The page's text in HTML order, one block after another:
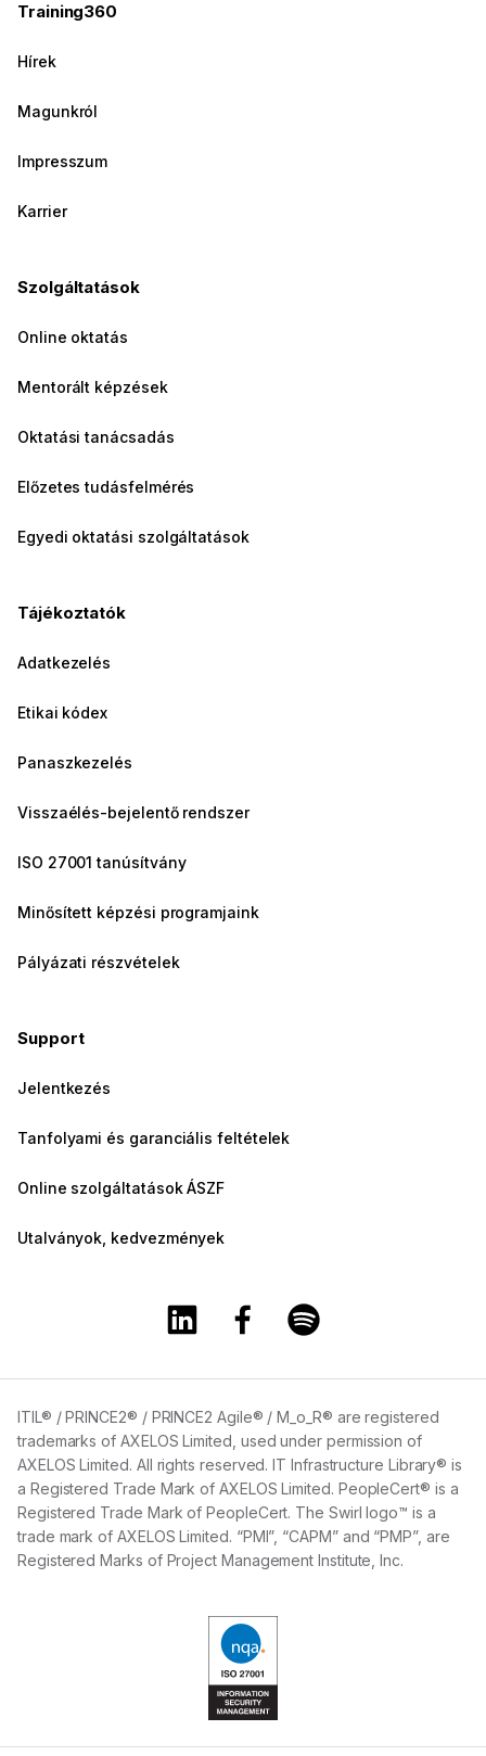
Training360
Hírek
Magunkról
Impresszum
Karrier
Szolgáltatások
Online oktatás
Mentorált képzések
Oktatási tanácsadás
Előzetes tudásfelmérés
Egyedi oktatási szolgáltatások
Tájékoztatók
Adatkezelés
Etikai kódex
Panaszkezelés
Visszaélés-bejelentő rendszer
ISO 27001 tanúsítvány
Minősített képzési programjaink
Pályázati részvételek
Support
Jelentkezés
Tanfolyami és garanciális feltételek
Online szolgáltatások ÁSZF
Utalványok, kedvezmények
A Training360 Linkedin oldala
A Training360 Facebook
ITIL® / PRINCE2® / PRINCE2 Agile® / M_o_R® are registered
trademarks of AXELOS Limited, used under permission of
AXELOS Limited. All rights reserved. IT Infrastructure Library® is
a Registered Trade Mark of AXELOS Limited. PeopleCert® is a
Registered Trade Mark of PeopleCert. The Swirl logo™ is a
trade mark of AXELOS Limited. “PMI”, “CAPM” and “PMP”, are
Registered Marks of Project Management Institute, Inc.